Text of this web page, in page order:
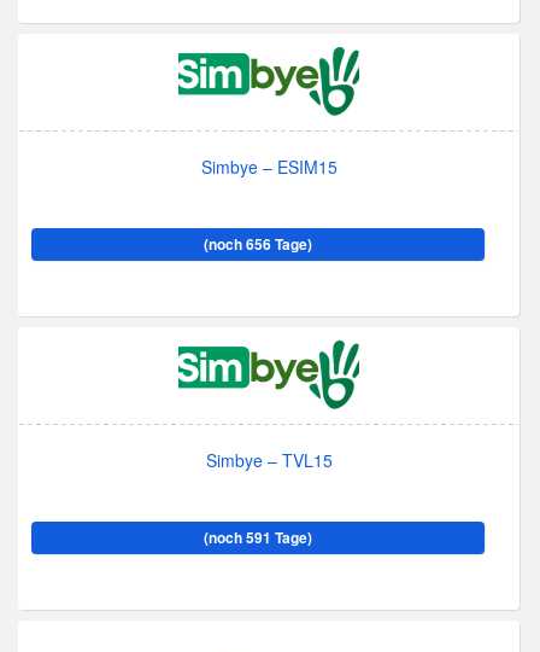
Simbye – ESIM15
(noch 656 Tage)
Simbye – TVL15
(noch 591 Tage)